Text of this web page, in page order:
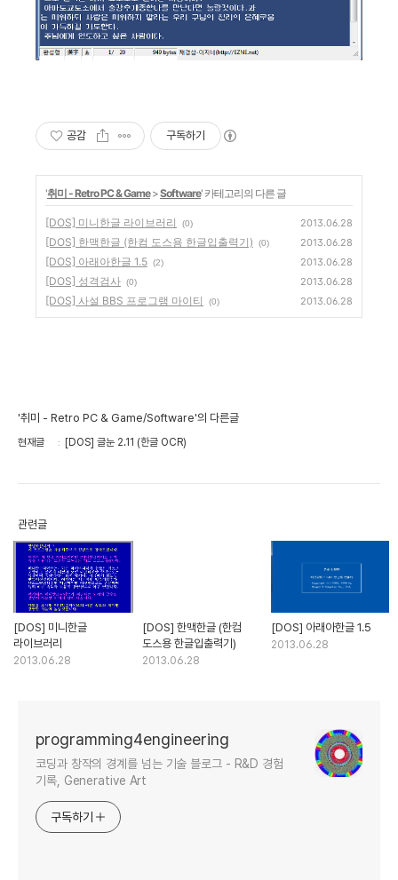
공감 구독하기
'취미 - Retro PC & Game>Software' 카테고리의 다른 글
[DOS] 미니한글 라이브러리 (0) 2013.06.28
[DOS] 한맥한글 (한컴 도스용 한글입출력기) (0) 2013.06.28
[DOS] 아래아한글 1.5 (2) 2013.06.28
[DOS] 성격검사 (0) 2013.06.28
[DOS] 사설 BBS 프로그램 마이티 (0) 2013.06.28
'취미 - Retro PC & Game/Software'의 다른글
현재글 [DOS] 글눈 2.11 (한글 OCR)
관련글
[DOS] 미니한글
라이브러리
2013.06.28
[DOS] 한맥한글 (한컴
도스용 한글입출력기)
2013.06.28
[DOS] 아래아한글 1.5
2013.06.28
programming4engineering
코딩과 창작의 경계를 넘는 기술 블로그 - R&D 경험
기록, Generative Art
구독하기